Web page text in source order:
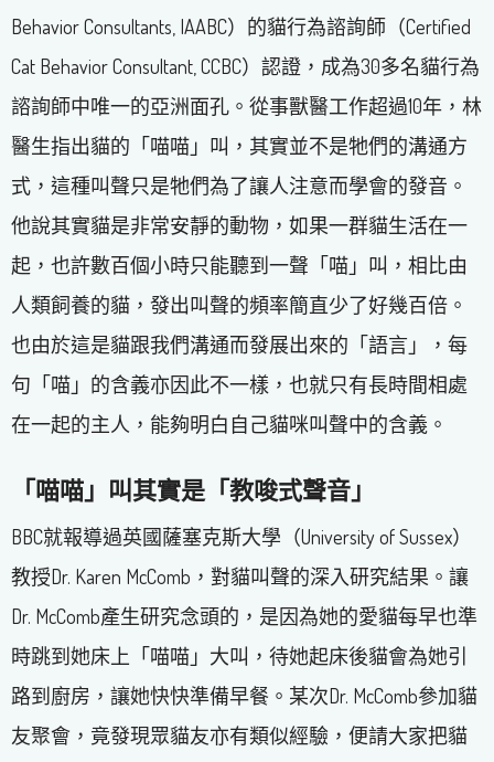
Behavior Consultants, IAABC）的貓行為諮詢師（Certified
Cat Behavior Consultant, CCBC）認證，成為30多名貓行為
諮詢師中唯一的亞洲面孔。從事獸醫工作超過10年，林
醫生指出貓的「喵喵」叫，其實並不是牠們的溝通方
式，這種叫聲只是牠們為了讓人注意而學會的發音。
他說其實貓是非常安靜的動物，如果一群貓生活在一
起，也許數百個小時只能聽到一聲「喵」叫，相比由
人類飼養的貓，發出叫聲的頻率簡直少了好幾百倍。
也由於這是貓跟我們溝通而發展出來的「語言」，每
句「喵」的含義亦因此不一樣，也就只有長時間相處
在一起的主人，能夠明白自己貓咪叫聲中的含義。
「喵喵」叫其實是「教唆式聲音」
BBC就報導過英國薩塞克斯大學（University of Sussex）
教授Dr. Karen McComb，對貓叫聲的深入研究結果。讓
Dr. McComb產生研究念頭的，是因為她的愛貓每早也準
時跳到她床上「喵喵」大叫，待她起床後貓會為她引
路到廚房，讓她快快準備早餐。某次Dr. McComb參加貓
友聚會，竟發現眾貓友亦有類似經驗，便請大家把貓